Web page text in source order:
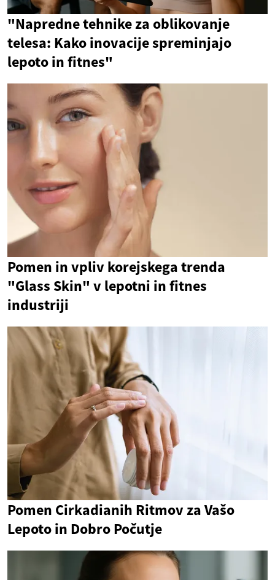
"Napredne tehnike za oblikovanje
telesa: Kako inovacije spreminjajo
lepoto in fitnes"
Pomen in vpliv korejskega trenda
"Glass Skin" v lepotni in fitnes
industriji
Pomen Cirkadianih Ritmov za Vašo
Lepoto in Dobro Počutje